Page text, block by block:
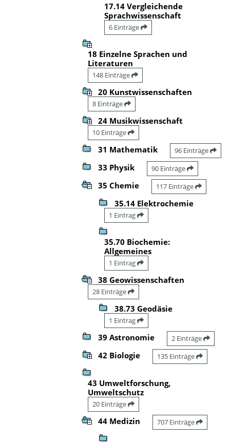
17.14 Vergleichende
Sprachwissenschaft
6 Einträge
18 Einzelne Sprachen und
Literaturen
148 Einträge
20 Kunstwissenschaften
8 Einträge
24 Musikwissenschaft
10 Einträge
31 Mathematik 96 Einträge
33 Physik 90 Einträge
35 Chemie 117 Einträge
35.14 Elektrochemie
1 Eintrag
35.70 Biochemie:
Allgemeines
1 Eintrag
38 Geowissenschaften
28 Einträge
38.73 Geodäsie
1 Eintrag
39 Astronomie 2 Einträge
42 Biologie 135 Einträge
43 Umweltforschung,
Umweltschutz
20 Einträge
44 Medizin 707 Einträge